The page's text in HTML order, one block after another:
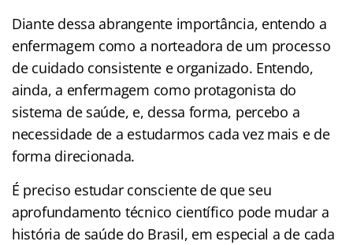
Diante dessa abrangente importância, entendo a
enfermagem como a norteadora de um processo
de cuidado consistente e organizado. Entendo,
ainda, a enfermagem como protagonista do
sistema de saúde, e, dessa forma, percebo a
necessidade de a estudarmos cada vez mais e de
forma direcionada.
É preciso estudar consciente de que seu
aprofundamento técnico científico pode mudar a
história de saúde do Brasil, em especial a de cada